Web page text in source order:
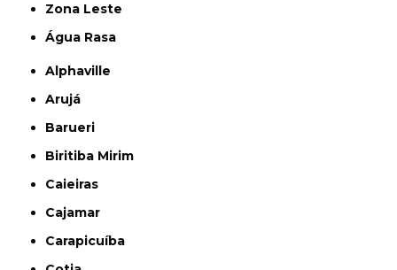
Zona Leste
Água Rasa
Alphaville
Arujá
Barueri
Biritiba Mirim
Caieiras
Cajamar
Carapicuíba